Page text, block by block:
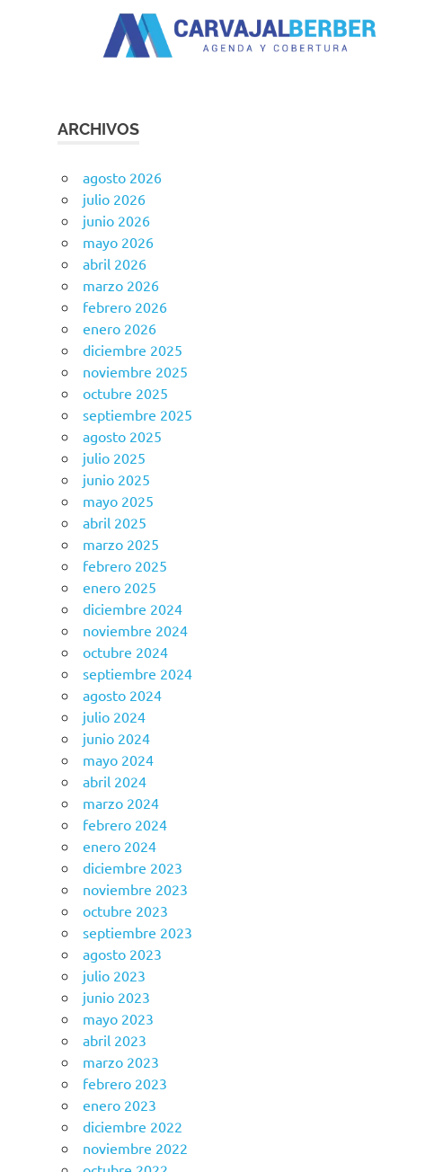
ARCHIVOS
agosto 2026
julio 2026
junio 2026
mayo 2026
abril 2026
marzo 2026
febrero 2026
enero 2026
diciembre 2025
noviembre 2025
octubre 2025
septiembre 2025
agosto 2025
julio 2025
junio 2025
mayo 2025
abril 2025
marzo 2025
febrero 2025
enero 2025
diciembre 2024
noviembre 2024
octubre 2024
septiembre 2024
agosto 2024
julio 2024
junio 2024
mayo 2024
abril 2024
marzo 2024
febrero 2024
enero 2024
diciembre 2023
noviembre 2023
octubre 2023
septiembre 2023
agosto 2023
julio 2023
junio 2023
mayo 2023
abril 2023
marzo 2023
febrero 2023
enero 2023
diciembre 2022
noviembre 2022